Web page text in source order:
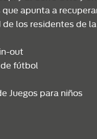
apunta a
de los residentes de la
out
fútbol
Juegos para niños